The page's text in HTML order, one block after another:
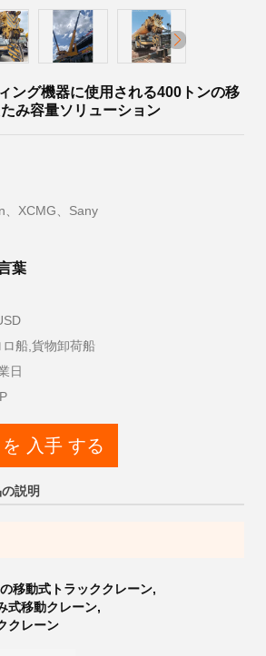
ング機器に使用される400トンの移
み容量ソリューション
、XCMG、Sany
葉
船,貨物卸荷船
日
入手 する
説明
移動式トラッククレーン,
式移動クレーン,
クレーン